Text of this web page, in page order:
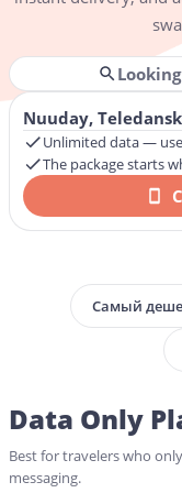
Nuuday, Teledansk
Unlimited data —
The package starts
Самый
Data Only
Best for travelers who
messaging.